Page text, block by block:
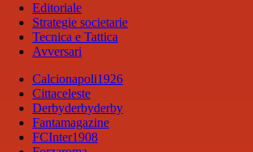
Editoriale
Strategie societarie
Tecnica e Tattica
Avversari
Calcionapoli1926
Cittaceleste
Derbyderbyderby
Fantamagazine
FCInter1908